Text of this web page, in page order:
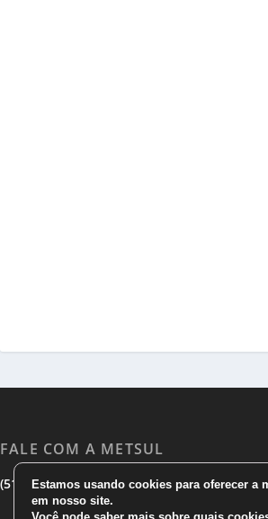
FALE COM A METSUL
(51) 3533 1983|(51)3785 7752|
Estamos usando cookies para oferecer a
em nosso site.